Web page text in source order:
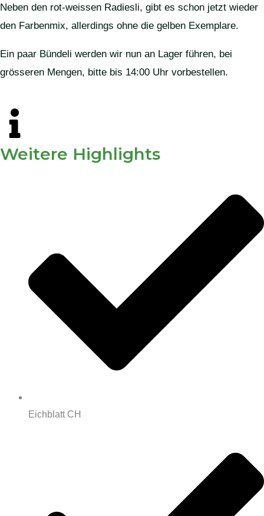
Neben den rot-weissen Radiesli, gibt es schon jetzt wieder
den Farbenmix, allerdings ohne die gelben Exemplare.
Ein paar Bündeli werden wir nun an Lager führen, bei
grösseren Mengen, bitte bis 14:00 Uhr vorbestellen.
Weitere Highlights
Eichblatt CH